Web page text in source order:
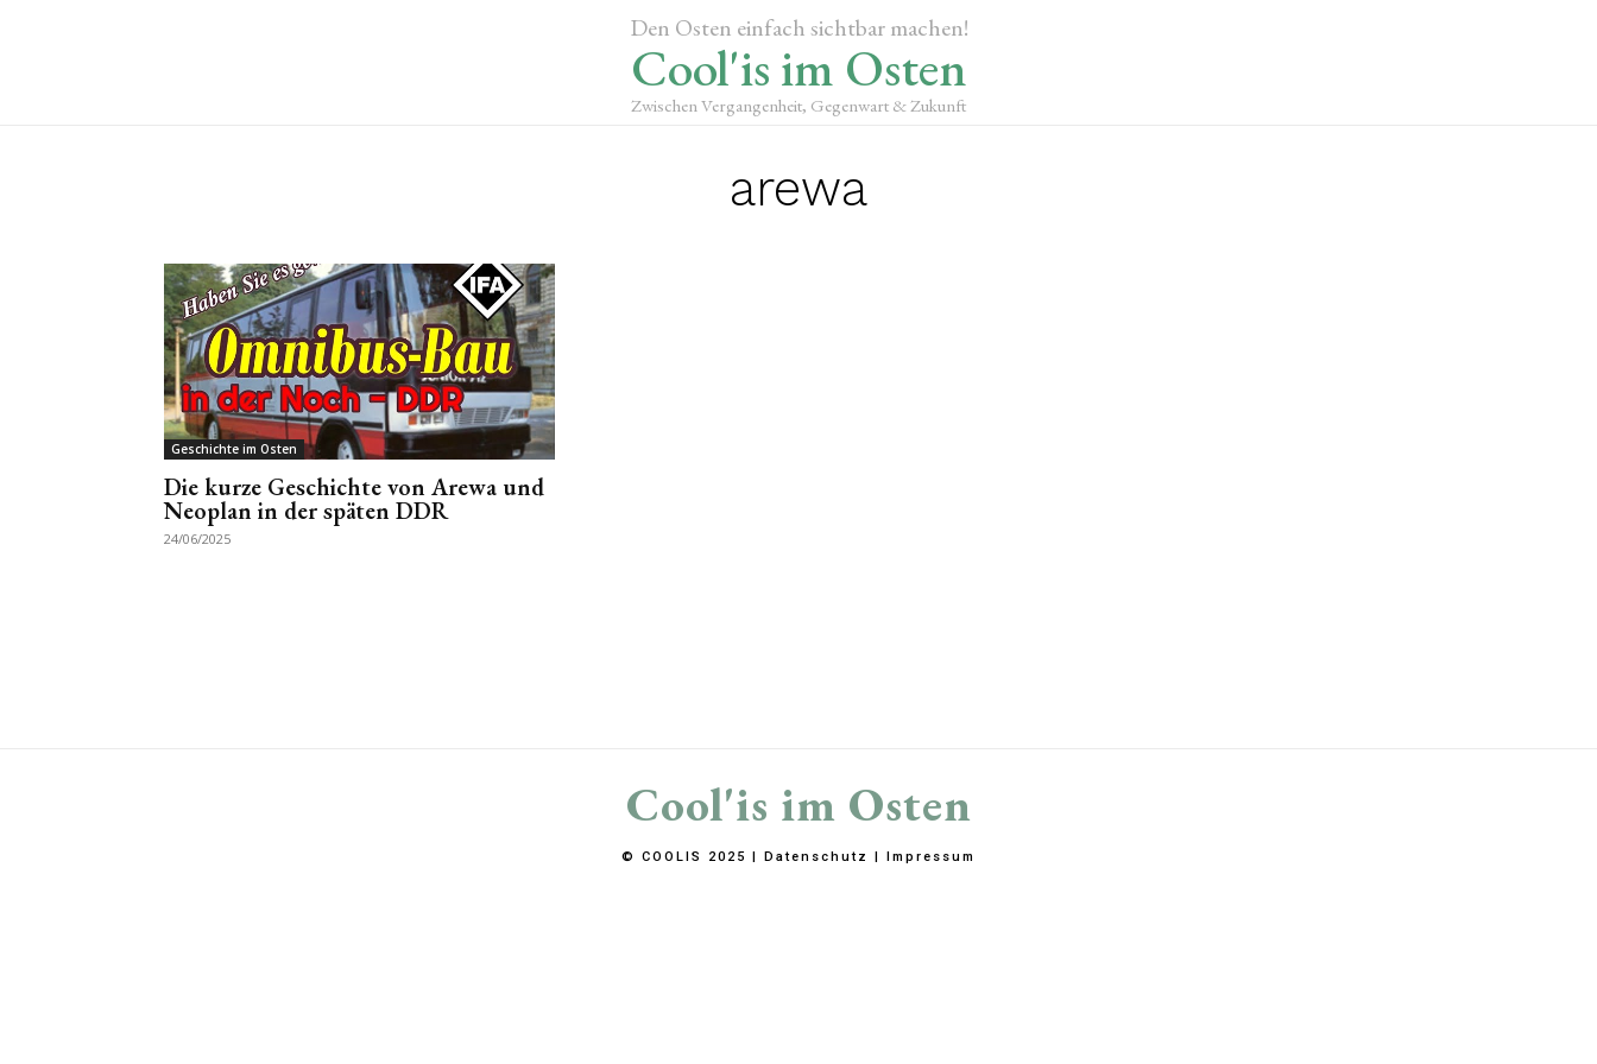
Den Osten einfach sichtbar machen!
Cool'is im Osten
Zwischen Vergangenheit, Gegenwart & Zukunft
arewa
Geschichte im Osten
Die kurze Geschichte von Arewa und
Neoplan in der späten DDR
24/06/2025
Cool'is im Osten
© COOLIS 2025 | Datenschutz | Impressum